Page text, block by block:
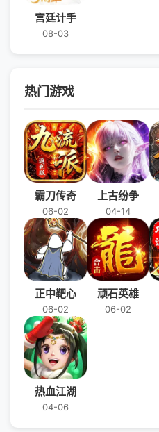
宫廷计手
08-03
热门游戏
霸刀传奇
06-02
上古纷争
04-14
正中靶心
06-02
顽石英雄
06-02
热血江湖
04-06